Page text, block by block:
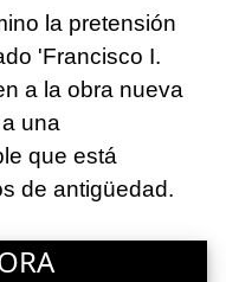
la pretensión
'Francisco I.
a la obra nueva
una
que está
de antigüedad.